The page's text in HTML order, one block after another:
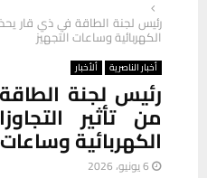
رئيس لجنة الطاقة في ذي قار
الكهربائية وساعات التجهيز
أخبار الناصرية ألأخبار
رئيس لجنة
من تأثير
الكهربائية
6 يونيو، 2026